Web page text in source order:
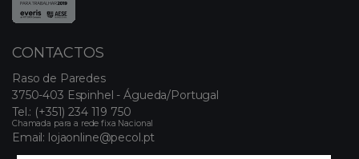
CONTACTOS
Raso de Paredes
3750-403 Espinhel - Águeda/Portugal
Tel.: (+351) 234 119 750
Chamada para a rede fixa Nacional
Email: lojaonline@pecol.pt